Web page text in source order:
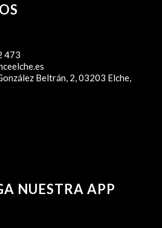
473
Beltrán, 2, 03203 Elche,
NUESTRA APP